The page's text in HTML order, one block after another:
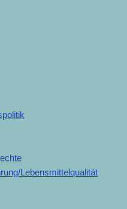
Lebensmittelqualität